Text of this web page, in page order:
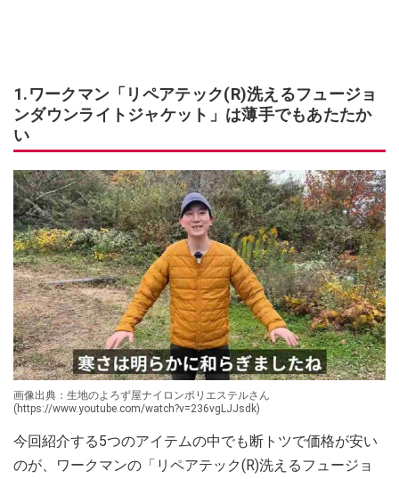
1.ワークマン「リペアテック(R)洗えるフュージョ
ンダウンライトジャケット」は薄手でもあたたか
い
画像出典：生地のよろず屋ナイロンポリエステルさん
(https://www.youtube.com/watch?v=236vgLJJsdk)
今回紹介する5つのアイテムの中でも断トツで価格が安い
のが、ワークマンの「リペアテック(R)洗えるフュージョ